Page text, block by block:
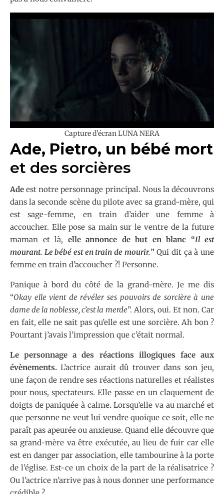
Capture d’écran LUNA NERA
Ade, Pietro, un bébé mort
et des sorcières
Ade est notre personnage principal. Nous la découvrons
dans la seconde scène du pilote avec sa grand-mère, qui
est sage-femme, en train d’aider une femme à
accoucher. Elle pose sa main sur le ventre de la future
maman et là, elle annonce de but en blanc “Il est
mourant. Le bébé est en train de mourir.”Qui dit ça à une
femme en train d’accoucher ?! Personne.
Panique à bord du côté de la grand-mère. Je me dis
“Okay elle vient de révéler ses pouvoirs de sorcière à une
dame de la noblesse, c’est la merde”. Alors, oui. Et non. Car
en fait, elle ne sait pas qu’elle est une sorcière. Ah bon ?
Pourtant j’avais l’impression que c’était normal.
Le personnage a des réactions illogiques face aux
évènements. L’actrice aurait dû trouver dans son jeu,
une façon de rendre ses réactions naturelles et réalistes
pour nous, spectateurs. Elle passe en un claquement de
doigts de paniquée à calme.Lorsqu’elle va au marché et
que personne ne veut lui vendre quoique ce soit, elle ne
paraît pas apeurée ou anxieuse. Quand elle découvre que
sa grand-mère va être exécutée, au lieu de fuir car elle
est en danger par association, elle tambourine à la porte
de l’église. Est-ce un choix de la part de la réalisatrice ?
Ou l’actrice n’arrive pas à nous donner une performance